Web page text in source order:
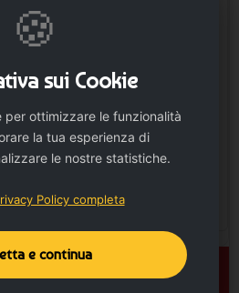
AL CARRELLO
🍪
sui Cookie
per ottimizzare le funzionalità
la tua esperienza di
le nostre statistiche.
Policy completa
e continua